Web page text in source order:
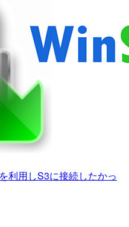
利用しS3に接続したかっ